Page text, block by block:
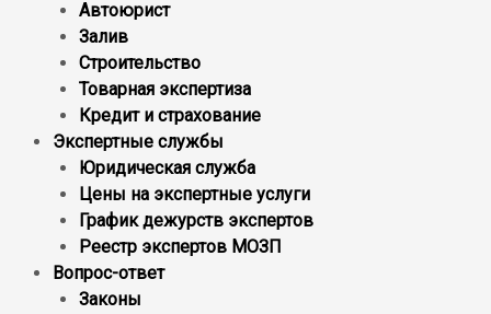
Автоюрист
Залив
Строительство
Товарная экспертиза
Кредит и страхование
Экспертные службы
Юридическая служба
Цены на экспертные услуги
График дежурств экспертов
Реестр экcпертов МОЗП
Вопрос-ответ
Законы